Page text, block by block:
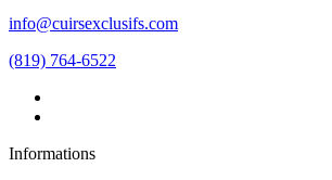
info@cuirsexclusifs.com
(819) 764-6522
Informations